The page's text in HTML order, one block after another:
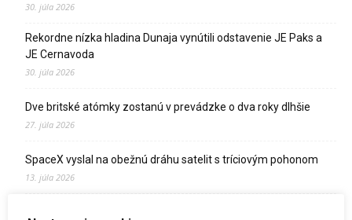
30. júla 2026
Rekordne nízka hladina Dunaja vynútili odstavenie JE Paks a
JE Cernavoda
30. júla 2026
Dve britské atómky zostanú v prevádzke o dva roky dlhšie
27. júla 2026
SpaceX vyslal na obežnú dráhu satelit s tríciovým pohonom
13. júla 2026